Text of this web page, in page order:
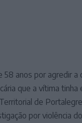
anos por agredir
que a vítima tinha
de
por violência